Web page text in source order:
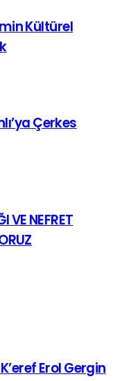
Kültürel
Çerkes
VE NEFRET
K’eref Erol Gergin